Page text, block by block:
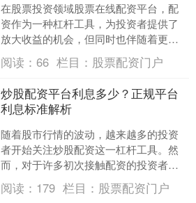
在股票投资领域股票在线配资平台，配
资作为一种杠杆工具，为投资者提供了
放大收益的机会，但同时也伴随着更高
的风险。其中，利息成本是配资过程中
不可忽视的重要因素。本文....
阅读：66 栏目： 股票配资门户
炒股配资平台利息多少？正规平台
利息标准解析
随着股市行情的波动，越来越多的投资
者开始关注炒股配资这一杠杆工具。然
而，对于许多初次接触配资的投资者来
说，最关心的问题之一就是：**炒股配资
平台的利息到底是多少....
阅读： 179 栏目： 股票配资门户